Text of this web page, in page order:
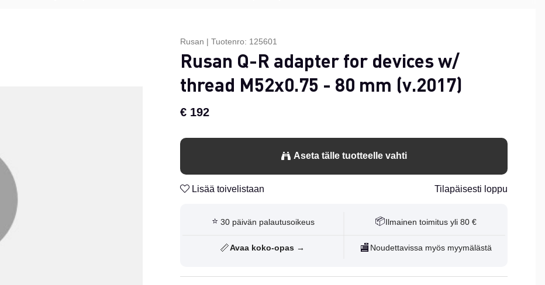
Rusan | Tuotenro: 125601
Rusan Q-R adapter for devices w/
thread M52x0.75 - 80 mm (v.2017)
€ 192
Aseta tälle tuotteelle vahti
Lisää toivelistaan Tilapäisesti loppu
⭐ 30 päivän palautusoikeus 📦 Ilmainen toimitus yli 80 €
📏Avaa koko-opas → 🏬 Noudettavissa myös myymälästä